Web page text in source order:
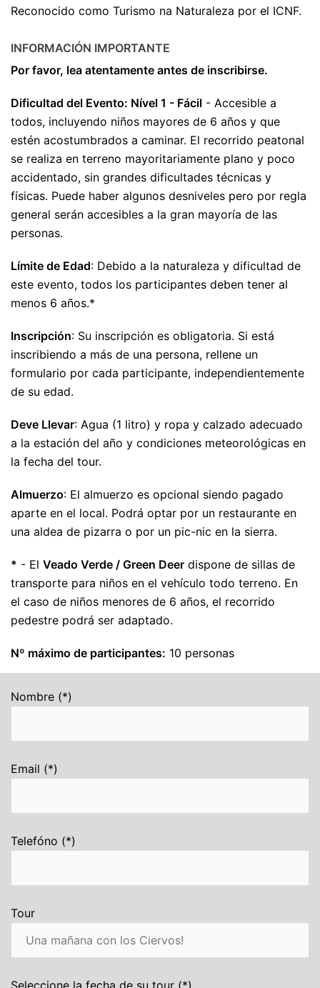
Reconocido como Turismo na Naturaleza por el ICNF.
INFORMACIÓN IMPORTANTE
Por favor, lea atentamente antes de inscribirse.
Dificultad del Evento: Nível 1 - Fácil - Accesible a
todos, incluyendo niños mayores de 6 años y que
estén acostumbrados a caminar. El recorrido peatonal
se realiza en terreno mayoritariamente plano y poco
accidentado, sin grandes dificultades técnicas y
físicas. Puede haber algunos desniveles pero por regla
general serán accesibles a la gran mayoría de las
personas.
Límite de Edad: Debido a la naturaleza y dificultad de
este evento, todos los participantes deben tener al
menos 6 años.*
Inscripción: Su inscripción es obligatoria. Si está
inscribiendo a más de una persona, rellene un
formulario por cada participante, independientemente
de su edad.
Deve Llevar: Agua (1 litro) y ropa y calzado adecuado
a la estación del año y condiciones meteorológicas en
la fecha del tour.
Almuerzo: El almuerzo es opcional siendo pagado
aparte en el local. Podrá optar por un restaurante en
una aldea de pizarra o por un pic-nic en la sierra.
* - El Veado Verde / Green Deer dispone de sillas de
transporte para niños en el vehículo todo terreno. En
el caso de niños menores de 6 años, el recorrido
pedestre podrá ser adaptado.
Nº máximo de participantes: 10 personas
Nombre (*)
Email (*)
Telefóno (*)
Tour
Seleccione la fecha de su tour (*)